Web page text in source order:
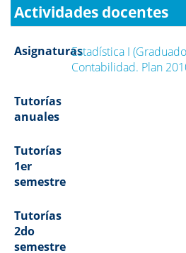
Actividades docentes
AsignaturasEstadística I
Contabilidad. Plan
Tutorías
anuales
Tutorías
1er
semestre
Tutorías
2do
semestre